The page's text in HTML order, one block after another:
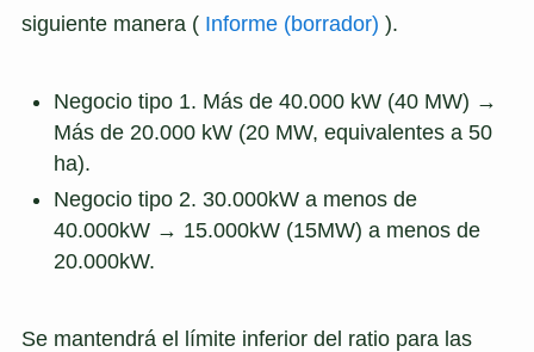
siguiente manera ( Informe (borrador) ).
Negocio tipo 1. Más de 40.000 kW (40 MW) →
Más de 20.000 kW (20 MW, equivalentes a 50
ha).
Negocio tipo 2. 30.000kW a menos de
40.000kW → 15.000kW (15MW) a menos de
20.000kW.
Se mantendrá el límite inferior del ratio para las